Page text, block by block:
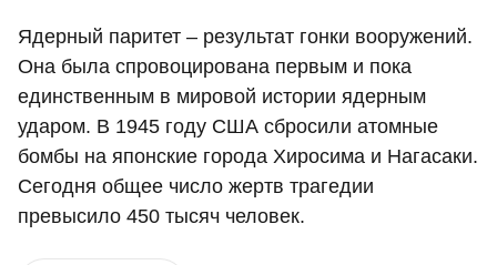
Ядерный паритет – результат гонки вооружений.
Она была спровоцирована первым и пока
единственным в мировой истории ядерным
ударом. В 1945 году США сбросили атомные
бомбы на японские города Хиросима и Нагасаки.
Сегодня общее число жертв трагедии
превысило 450 тысяч человек.